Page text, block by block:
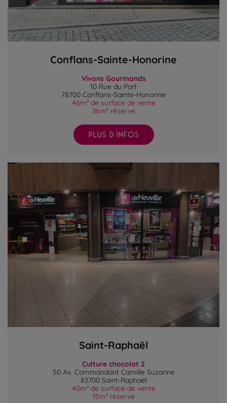
Conflans-Sainte-Honorine
Vivons Gourmands
10 Rue du Port
78700 Conflans-Sainte-Honorine
46m² de surface de vente
36m² réserve
PLUS D'INFOS
Saint-Raphaël
Culture chocolat 2
50 Av. Commandant Camille Suzanne
83700 Saint-Raphaël
40m² de surface de vente
15m² réserve